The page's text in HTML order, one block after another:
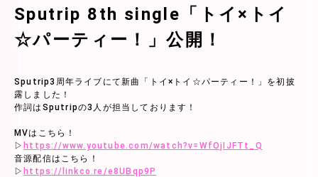
Sputrip 8th single「トイ×トイ
☆パーティー！」公開！
Sputrip3周年ライブにて新曲「トイ×トイ☆パーティー！」を初披
露しました！
作詞はSputripの3人が担当しております！
MVはこちら！
▷ https://www.youtube.com/watch?v=WfOjIJFTt_Q
音源配信はこちら！
▷ https://linkco.re/e8UBqp9P